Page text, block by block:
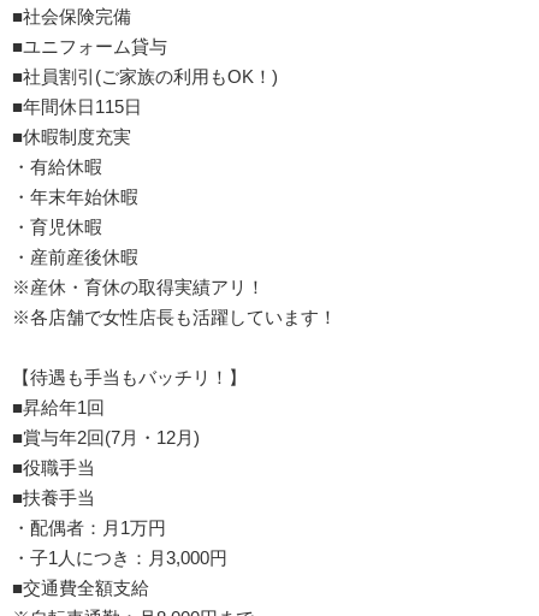
■社会保険完備
■ユニフォーム貸与
■社員割引(ご家族の利用もOK！)
■年間休日115日
■休暇制度充実
・有給休暇
・年末年始休暇
・育児休暇
・産前産後休暇
※産休・育休の取得実績アリ！
※各店舗で女性店長も活躍しています！
【待遇も手当もバッチリ！】
■昇給年1回
■賞与年2回(7月・12月)
■役職手当
■扶養手当
・配偶者：月1万円
・子1人につき：月3,000円
■交通費全額支給